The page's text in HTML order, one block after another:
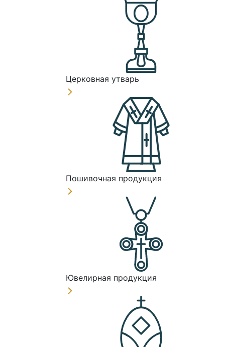
Церковная утварь
Пошивочная продукция
Ювелирная продукция